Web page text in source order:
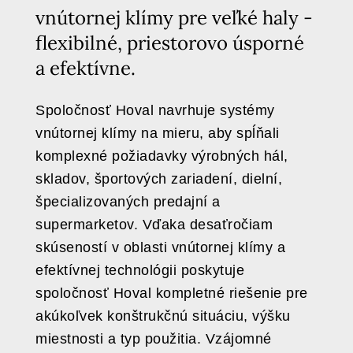
vnútornej klímy pre veľké haly -
flexibilné, priestorovo úsporné
a efektívne.
Spoločnosť Hoval navrhuje systémy
vnútornej klímy na mieru, aby spĺňali
komplexné požiadavky výrobných hál,
skladov, športových zariadení, dielní,
špecializovaných predajní a
supermarketov. Vďaka desaťročiam
skúseností v oblasti vnútornej klímy a
efektívnej technológii poskytuje
spoločnosť Hoval kompletné riešenie pre
akúkoľvek konštrukčnú situáciu, výšku
miestnosti a typ použitia. Vzájomné